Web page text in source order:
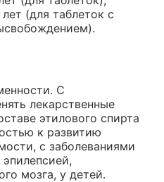
(для таблеток с
С
лекарственные
этилового спирта
к развитию
с заболеваниями
эпилепсией,
мозга, у детей.